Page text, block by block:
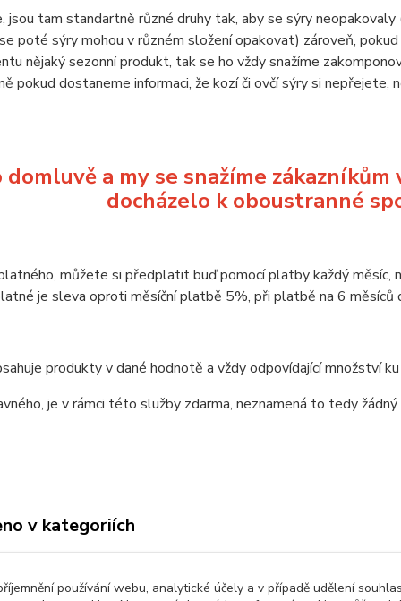
jsou tam standartně různé druhy tak, aby se sýry
poté sýry mohou v různém složení opakovat) zároveň,
nějaký sezonní produkt, tak se ho vždy snažíme
pokud dostaneme informaci, že kozí či ovčí sýry si
domluvě a my se snažíme
docházelo k oboustranné
můžete si předplatit buď pomocí platby každý měsíc,
je sleva oproti měsíční platbě 5%, při platbě na 6 měsíců
produkty v dané hodnotě a vždy odpovídající množství
je v rámci této služby zdarma, neznamená to tedy
v kategoriích
používání webu, analytické účely a v případě udělení